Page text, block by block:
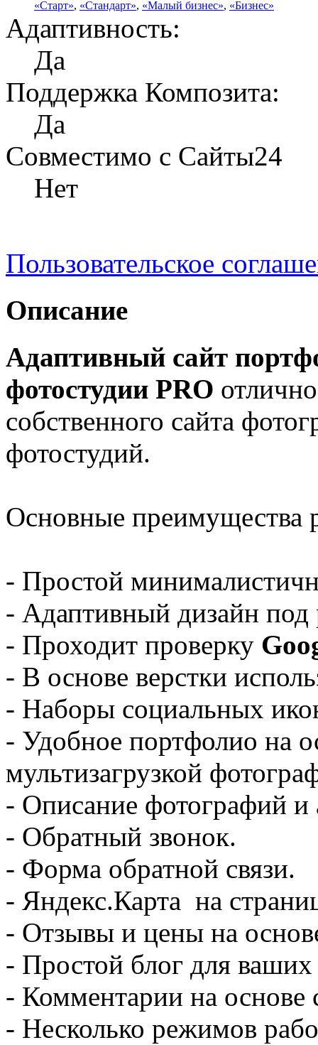
«Старт», «Стандарт», «Малый бизнес», «Бизнес»
Адаптивность:
Да
Поддержка Композита:
Да
Совместимо с Сайты24
Нет
Пользовательское
Описание
Адаптивный сайт
фотостудии PRO
собственного сайта
фотостудий.
Основные преимущества
- Простой
- Адаптивный дизайн под
- Проходит проверку
- В основе верстки
- Наборы социальных
- Удобное портфолио на
мультизагрузкой
- Описание фотографий и
- Обратный звонок.
- Форма обратной связи.
- Яндекс.Карта на
- Отзывы и цены на
- Простой блог для
- Комментарии на основе
- Несколько режимов